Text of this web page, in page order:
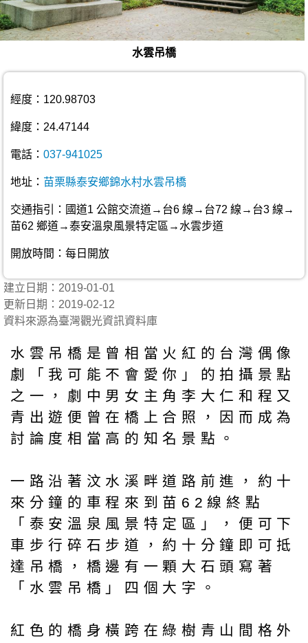
水雲吊橋
經度：120.98703
緯度：24.47144
電話： 037-941025
地址： 苗栗縣泰安鄉錦水村水雲吊橋
交通指引：國道1 公館交流道→台6 線→台72 線→台3 線→
苗62 鄉道→泰安溫泉風景特定區→水雲步道
開放時間：每日開放
建立日期：2019-01-01
更新日期：2019-02-12
資料來源為臺灣觀光資訊資料庫
水雲吊橋是曾相當火紅的台灣偶像
劇「我可能不會愛你」的拍攝景點
之一，劇中男女主角李大仁和程又
青出遊便曾在橋上合照，因而成為
討論度相當高的知名景點。
一路沿著汶水溪畔道路前進，約十
來分鐘的車程來到苗62線終點
「泰安溫泉風景特定區」，便可下
車步行碎石步道，約十分鐘即可抵
達吊橋，橋邊有一顆大石頭寫著
「水雲吊橋」四個大字。
紅色的橋身橫跨在綠樹青山間格外